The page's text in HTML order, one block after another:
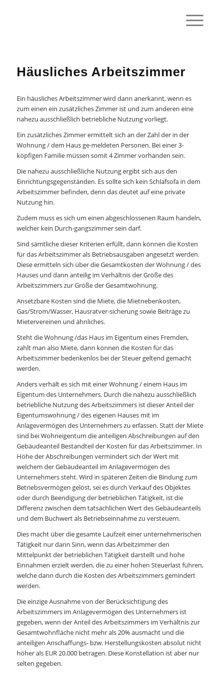
Häusliches Arbeitszimmer
Ein häusliches Arbeitszimmer wird dann anerkannt, wenn es
zum einen ein zusätzliches Zimmer ist und zum anderen eine
nahezu ausschließlich betriebliche Nutzung vorliegt.
Ein zusätzliches Zimmer ermittelt sich an der Zahl der in der
Wohnung / dem Haus ge-meldeten Personen. Bei einer 3-
köpfigen Familie müssen somit 4 Zimmer vorhanden sein.
Die nahezu ausschließliche Nutzung ergibt sich aus den
Einrichtungsgegenständen. Es sollte sich kein Schlafsofa in dem
Arbeitszimmer befinden, denn das deutet auf eine private
Nutzung hin.
Zudem muss es sich um einen abgeschlossenen Raum handeln,
welcher kein Durch-gangszimmer sein darf.
Sind sämtliche dieser Kriterien erfüllt, dann können die Kosten
für das Arbeitszimmer als Betriebsausgaben angesetzt werden.
Diese ermitteln sich über die Gesamtkosten der Wohnung / des
Hauses und dann anteilig im Verhältnis der Größe des
Arbeitszimmers zur Größe der Gesamtwohnung.
Ansetzbare Kosten sind die Miete, die Mietnebenkosten,
Gas/Strom/Wasser, Hausratver-sicherung sowie Beiträge zu
Mietervereinen und ähnliches.
Steht die Wohnung /das Haus im Eigentum eines Fremden,
zahlt man also Miete, dann können die Kosten für das
Arbeitszimmer bedenkenlos bei der Steuer geltend gemacht
werden.
Anders verhält es sich mit einer Wohnung / einem Haus im
Eigentum des Unternehmers. Durch die nahezu ausschließlich
betriebliche Nutzung des Arbeitszimmers ist dieser Anteil der
Eigentumswohnung / des eigenen Hauses mit im
Anlagevermögen des Unternehmers zu erfassen. Statt der Miete
sind bei Wohneigentum die anteiligen Abschreibungen auf den
Gebäudeanteil Bestandteil der Kosten für das Arbeitszimmer. In
Höhe der Abschreibungen vermindert sich der Wert mit
welchem der Gebäudeanteil im Anlagevermögen des
Unternehmers steht. Wird in späteren Zeiten die Bindung zum
Betriebsvermögen gelöst, sei es durch Verkauf des Objektes
oder durch Beendigung der betrieblichen Tätigkeit, ist die
Differenz zwischen dem tatsächlichen Wert des Gebäudeanteils
und dem Buchwert als Betriebseinnahme zu versteuern.
Dies macht über die gesamte Laufzeit einer unternehmerischen
Tätigkeit nur dann Sinn, wenn das Arbeitzimmer den
Mittelpunkt der betrieblichen Tätigkeit darstellt und hohe
Einnahmen erzielt werden, die zu einer hohen Steuerlast führen,
welche dann durch die Kosten des Arbeitszimmers gemindert
werden.
Die einzige Ausnahme von der Berücksichtigung des
Arbeitszimmers im Anlagevermögen des Unternehmers ist
gegeben, wenn der Anteil des Arbeitszimmers im Verhältnis zur
Gesamtwohnfläche nicht mehr als 20% ausmacht und die
anteiligen Anschaffungs- bzw. Herstellungskosten absolut nicht
höher als EUR 20.000 betragen. Diese Konstellation ist aber nur
selten gegeben.